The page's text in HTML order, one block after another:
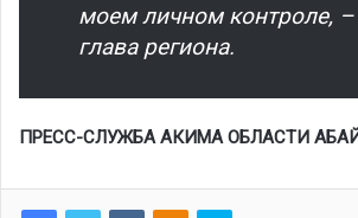
моем личном контроле, –
глава региона.
ПРЕСС-СЛУЖБА АКИМА ОБЛАСТИ